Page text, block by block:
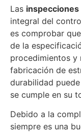
Las inspecciones
integral del
es comprobar
de la
procedimientos y
fabricación de
durabilidad
se cumple en su
Debido a la
siempre es una